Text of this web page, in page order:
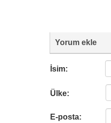
Yorum ekle
İsim:
Ülke:
E-posta: